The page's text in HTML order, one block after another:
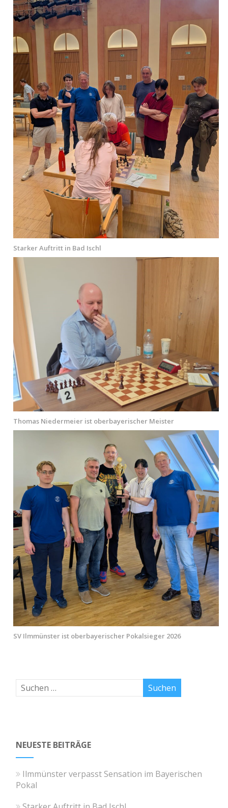
Starker Auftritt in Bad Ischl
Thomas Niedermeier ist oberbayerischer Meister
SV Ilmmünster ist oberbayerischer Pokalsieger 2026
NEUESTE BEITRÄGE
Ilmmünster verpasst Sensation im Bayerischen
Pokal